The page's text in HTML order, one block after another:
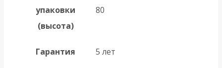
упаковки
(высота)
80
Гарантия 5 лет